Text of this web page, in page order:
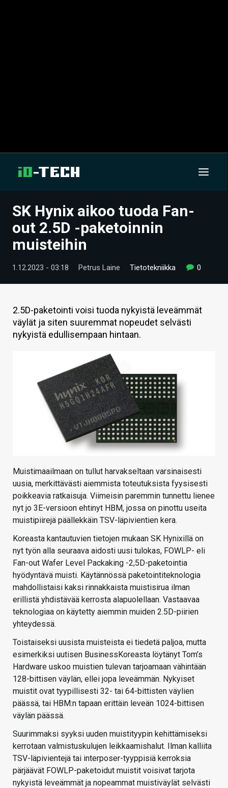
UUTISET
ARTIKKELIT
VIDEOT
TECHBBS
TIETOA
HINTA.FI
SK Hynix aikoo tuoda Fan-
out 2.5D -paketoinnin
muisteihin
1.12.2023 - 03:18 Petrus Laine Tietotekniikka 0
2.5D-paketointi voisi tuoda nykyistä leveämmät
väylät ja siten suuremmat nopeudet selvästi
nykyistä edullisempaan hintaan.
Muistimaailmaan on tullut harvakseltaan varsinaisesti
uusia, merkittävästi aiemmista toteutuksista fyysisesti
poikkeavia ratkaisuja. Viimeisin paremmin tunnettu lienee
nyt jo 3E-versioon ehtinyt HBM, jossa on pinottu useita
muistipiirejä päällekkäin TSV-läpivientien kera.
Koreasta kantautuvien tietojen mukaan SK Hynixillä on
nyt työn alla seuraava aidosti uusi tulokas, FOWLP- eli
Fan-out Wafer Level Packaking -2,5D-paketointia
hyödyntävä muisti. Käytännössä paketointiteknologia
mahdollistaisi kaksi rinnakkaista muistisirua ilman
erillistä yhdistävää kerrosta alapuolellaan. Vastaavaa
teknologiaa on käytetty aiemmin muiden 2.5D-piirien
yhteydessä.
Toistaiseksi uusista muisteista ei tiedetä paljoa, mutta
esimerkiksi uutisen BusinessKoreasta löytänyt Tom’s
Hardware uskoo muistien tulevan tarjoamaan vähintään
128-bittisen väylän, ellei jopa leveämmän. Nykyiset
muistit ovat tyypillisesti 32- tai 64-bittisten väylien
päässä, tai HBM:n tapaan erittäin leveän 1024-bittisen
väylän päässä.
Suurimmaksi syyksi uuden muistityypin kehittämiseksi
kerrotaan valmistuskulujen leikkaamishalut. Ilman kalliita
TSV-läpivientejä tai interposer-tyyppisiä kerroksia
pärjäävät FOWLP-paketoidut muistit voisivat tarjota
nykyistä leveämmät ja nopeammat muistiväylät selvästi